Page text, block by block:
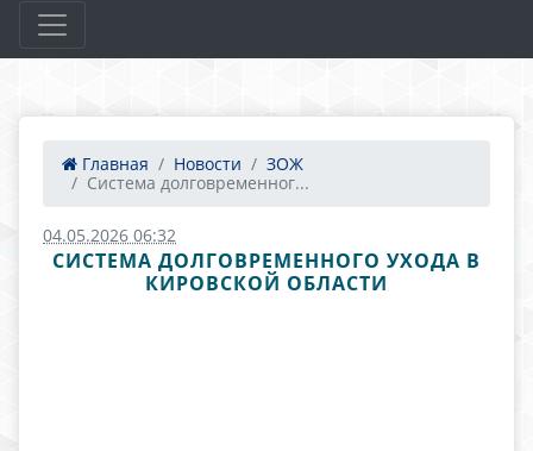
Главная Новости
ЗОЖ
Система долговременног...
04.05.2026 06:32
СИСТЕМА ДОЛГОВРЕМЕННОГО УХОДА В
КИРОВСКОЙ ОБЛАСТИ